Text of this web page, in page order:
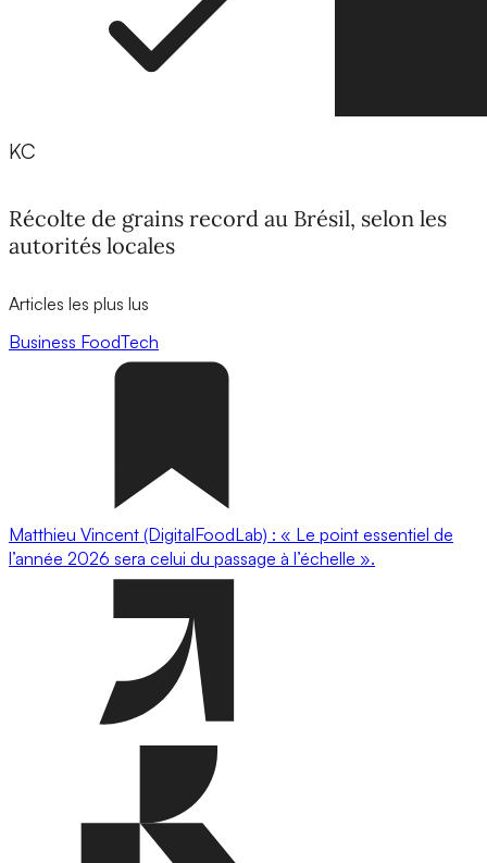
KC
Récolte de grains record au Brésil, selon les
autorités locales
Articles les plus lus
Business FoodTech
Matthieu Vincent (DigitalFoodLab) : « Le point essentiel de
l’année 2026 sera celui du passage à l’échelle ».